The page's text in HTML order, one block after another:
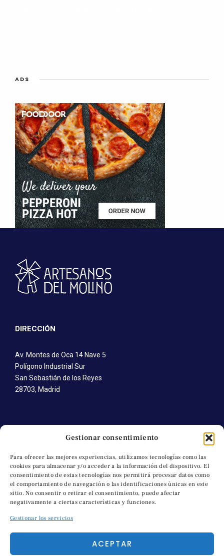
Gestionar consentimiento
Para ofrecer las mejores experiencias, utilizamos tecnologías como las
cookies para almacenar y/o acceder a la información del dispositivo. El
consentimiento de estas tecnologías nos permitirá procesar datos como
el comportamiento de navegación o las identificaciones únicas en este
sitio. No consentir o retirar el consentimiento, puede afectar
negativamente a ciertas características y funciones.
Gestionar los servicios
ACEPTAR
ADS
DIRECCIÓN
Av. Montes de Oca 14 Nave 5
Polígono Industrial Sur
San Sebastián de los Reyes
28703, Madrid
T. +34 91 652 41 92
M. +34 691 745 616
C. a.molino@artesanosdelmolino.com
TEXTOS LEGALES